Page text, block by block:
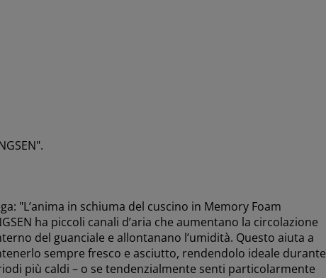
"L’anima in schiuma del cuscino in Memory Foam
ha piccoli canali d’aria che aumentano la circolazione
del guanciale e allontanano l’umidità. Questo aiuta a
sempre fresco e asciutto, rendendolo ideale durante
più caldi – o se tendenzialmente senti particolarmente